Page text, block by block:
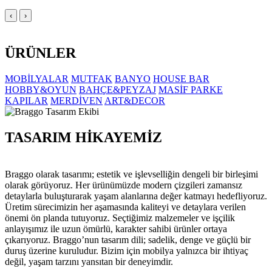
‹ ›
ÜRÜNLER
MOBİLYALAR MUTFAK BANYO HOUSE BAR
HOBBY&OYUN BAHÇE&PEYZAJ MASİF PARKE
KAPILAR MERDİVEN ART&DECOR
TASARIM HİKAYEMİZ
Braggo olarak tasarımı; estetik ve işlevselliğin dengeli bir birleşimi
olarak görüyoruz. Her ürünümüzde modern çizgileri zamansız
detaylarla buluşturarak yaşam alanlarına değer katmayı hedefliyoruz.
Üretim sürecimizin her aşamasında kaliteyi ve detaylara verilen
önemi ön planda tutuyoruz. Seçtiğimiz malzemeler ve işçilik
anlayışımız ile uzun ömürlü, karakter sahibi ürünler ortaya
çıkarıyoruz. Braggo’nun tasarım dili; sadelik, denge ve güçlü bir
duruş üzerine kuruludur. Bizim için mobilya yalnızca bir ihtiyaç
değil, yaşam tarzını yansıtan bir deneyimdir.